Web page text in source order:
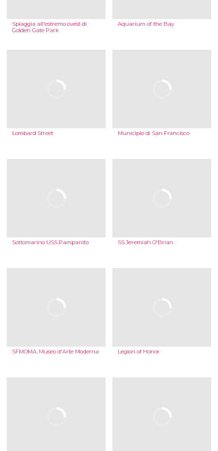
Spiaggia all'estremo ovest di
Golden Gate Park
Aquarium of the Bay
Lombard Street Municipio di San Francisco
Sottomarino USS Pampanito SS Jeremiah O'Brian
SFMOMA, Museo d'Arte Moderna Legion of Honor